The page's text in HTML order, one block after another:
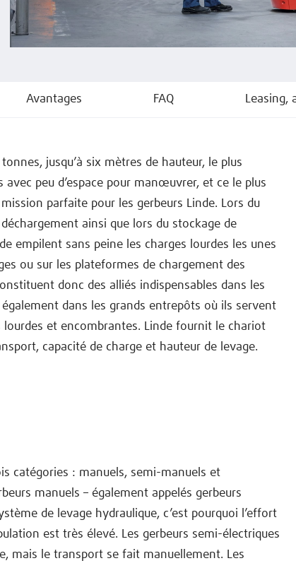
Avantages FAQ Leasing,
jusqu’à six mètres de hauteur, le plus
peu d’espace pour manœuvrer, et ce le plus
parfaite pour les gerbeurs Linde. Lors du
ainsi que lors du stockage de
empilent sans peine les charges lourdes les unes
ou sur les plateformes de chargement des
donc des alliés indispensables dans les
dans les grands entrepôts où ils servent
et encombrantes. Linde fournit le chariot
capacité de charge et hauteur de levage.
catégories : manuels, semi-manuels et
manuels – également appelés gerbeurs
de levage hydraulique, c’est pourquoi l’effort
est très élevé. Les gerbeurs semi-électriques
mais le transport se fait manuellement. Les